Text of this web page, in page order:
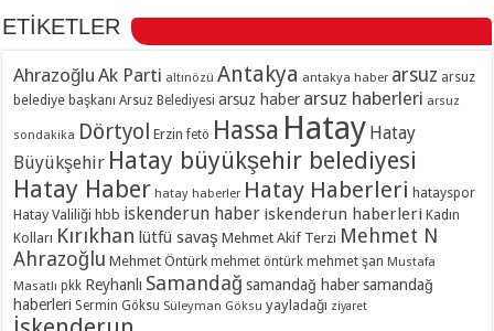
ETİKETLER
Ahrazoğlu Ak Parti altınözü Antakya antakya haber arsuz arsuz
belediye başkanı Arsuz Belediyesi arsuz haber arsuz haberleri arsuz
sondakika Dörtyol Erzin fetö Hassa Hatay Hatay
Büyükşehir Hatay büyükşehir belediyesi
Hatay Haber hatay haberler Hatay Haberleri hatayspor
Hatay Valiliği hbb iskenderun haber iskenderun haberleri Kadın
Kolları Kırıkhan lütfü savaş Mehmet Akif Terzi Mehmet N
Ahrazoğlu Mehmet Öntürk mehmet öntürk mehmet şan Mustafa
Masatlı pkk Reyhanlı Samandağ samandağ haber samandağ
haberleri Sermin Göksu Süleyman Göksu yayladağı ziyaret